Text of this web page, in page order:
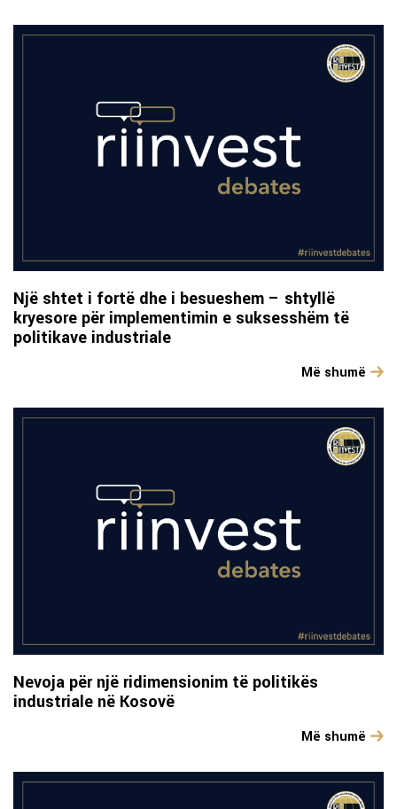
Një shtet i fortë dhe i besueshem – shtyllë
kryesore për implementimin e suksesshëm të
politikave industriale
Më shumë
Nevoja për një ridimensionim të politikës
industriale në Kosovë
Më shumë